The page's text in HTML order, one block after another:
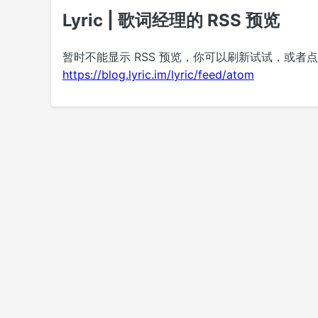
Lyric | 歌词经理的 RSS 预览
暂时不能显示 RSS 预览，你可以刷新试试，或者
https://blog.lyric.im/lyric/feed/atom